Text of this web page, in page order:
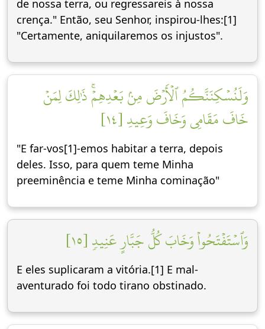
de nossa terra, ou regressareis à nossa
crença." Então, seu Senhor, inspirou-lhes:[1]
"Certamente, aniquilaremos os injustos".
وَلَنُسۡكِنَنَّكُمُ ٱلۡأَرۡضَ مِنۢ بَعۡدِهِمۡۚ ذَٰلِكَ لِمَنۡ
خَافَ مَقَامِي وَخَافَ وَعِيدِ [١٤]
"E far-vos[1]-emos habitar a terra, depois
deles. Isso, para quem teme Minha
preeminência e teme Minha cominação"
وَٱسۡتَفۡتَحُواْ وَخَابَ كُلُّ جَبَّارٍ عَنِيدٖ [١٥]
E eles suplicaram a vitória.[1] E mal-
aventurado foi todo tirano obstinado.